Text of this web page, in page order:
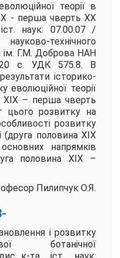
теорії в
- перша чверть ХХ
наук: 07.00.07 /
технічного
ім. Г.М. Доброва НАН
с. УДК 575.8. В
історико-
еволюційної теорії
ХІХ – перша чверть
цього розвитку на
розвитку
(друга половина ХІХ
напрямків
половина ХІХ –
Пилипчук О.Я.
і розвитку
ботанічної